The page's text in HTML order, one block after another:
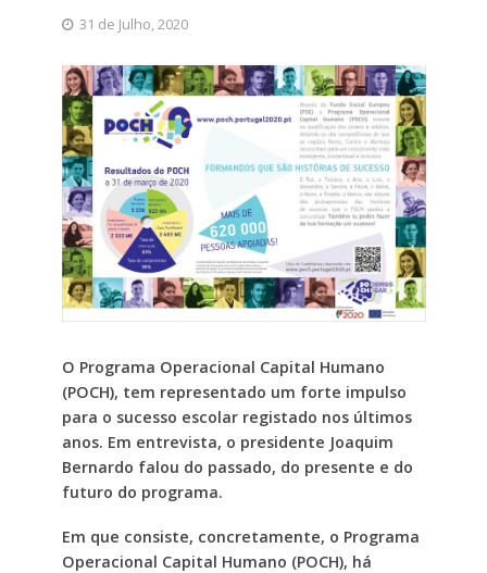
31 de Julho, 2020
O Programa Operacional Capital Humano
(POCH), tem representado um forte impulso
para o sucesso escolar registado nos últimos
anos. Em entrevista, o presidente Joaquim
Bernardo falou do passado, do presente e do
futuro do programa.
Em que consiste, concretamente, o Programa
Operacional Capital Humano (POCH), há